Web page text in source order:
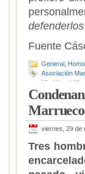
Fuente
General
Asociación
Uled Ayad
viernes, 29 de
Tres